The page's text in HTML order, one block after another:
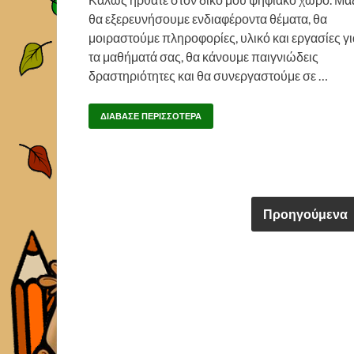
θα εξερευνήσουμε ενδιαφέροντα θέματα, θα
μοιραστούμε πληροφορίες, υλικό και εργασίες
τα μαθήματά σας, θα κάνουμε παιγνιώδεις
δραστηριότητες και θα συνεργαστούμε σε …
ΔΙΆΒΑΣΕ ΠΕΡΙΣΣΌΤΕΡΑ
Προηγούμενα